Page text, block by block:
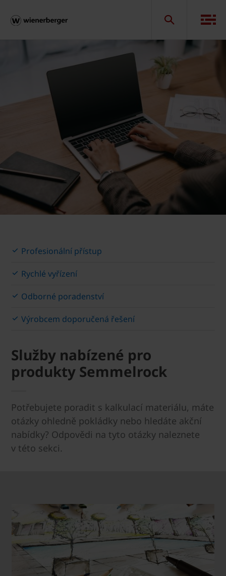
Profesionální přístup
Rychlé vyřízení
Odborné poradenství
Výrobcem doporučená řešení
Služby nabízené pro
produkty Semmelrock
Potřebujete poradit s kalkulací materiálu, máte
otázky ohledně pokládky nebo hledáte akční
nabídky? Odpovědi na tyto otázky naleznete
v této sekci.